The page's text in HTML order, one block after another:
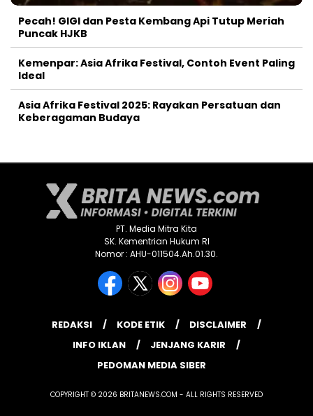
Pecah! GIGI dan Pesta Kembang Api Tutup Meriah
Puncak HJKB
Kemenpar: Asia Afrika Festival, Contoh Event Paling
Ideal
Asia Afrika Festival 2025: Rayakan Persatuan dan
Keberagaman Budaya
PT. Media Mitra Kita
SK. Kementrian Hukum RI
Nomor : AHU-011504.Ah.01.30.
REDAKSI KODE ETIK
DISCLAIMER
INFO IKLAN
JENJANG KARIR
PEDOMAN MEDIA SIBER
COPYRIGHT © 2026 BRITANEWS.COM - ALL RIGHTS RESERVED